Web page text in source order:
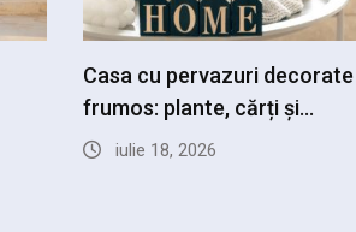
Casa cu pervazuri decorate
frumos: plante, cărți și…
iulie 18, 2026